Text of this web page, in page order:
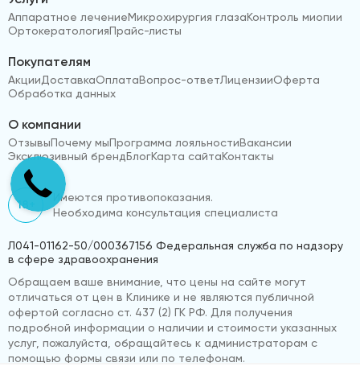
Аппаратное лечениеМикрохирургия глазаКонтроль миопии
ОртокератологияПрайс-листы
Покупателям
АкцииДоставкаОплатаВопрос-ответЛицензииОферта
Обработка данных
О компании
ОтзывыПочему мыПрограмма лояльностиВакансии
Эксклюзивный брендБлогКарта сайтаКонтакты
18+
Имеются противопоказания.
Необходима консультация специалиста
Л041-01162-50/000367156 Федеральная служба по надзору
в сфере здравоохранения
Обращаем ваше внимание, что цены на сайте могут
отличаться от цен в Клинике и не являются публичной
офертой согласно ст. 437 (2) ГК РФ. Для получения
подробной информации о наличии и стоимости указанных
услуг, пожалуйста, обращайтесь к администраторам с
помощью формы связи или по телефонам.